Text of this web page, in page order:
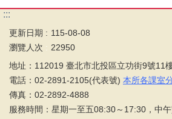
:::
更新日期
115-08-08
瀏覽人次
22950
地址：112019 臺北市北投區立功街9號11
電話：02-2891-2105(代表號) 本所各課室
傳真：02-2892-4888
服務時間：星期一至五08:30～17:30，中